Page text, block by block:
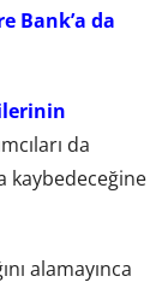
Bank’a da
da
kaybedeceğine
alamayınca